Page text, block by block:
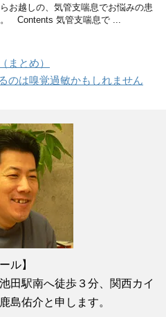
お越しの、気管支喘息でお悩みの患
Contents 気管支喘息で ...
まとめ）
のは嗅覚過敏かもしれません
ル】
田駅南へ徒歩３分、関西カイ
島佑介と申します。